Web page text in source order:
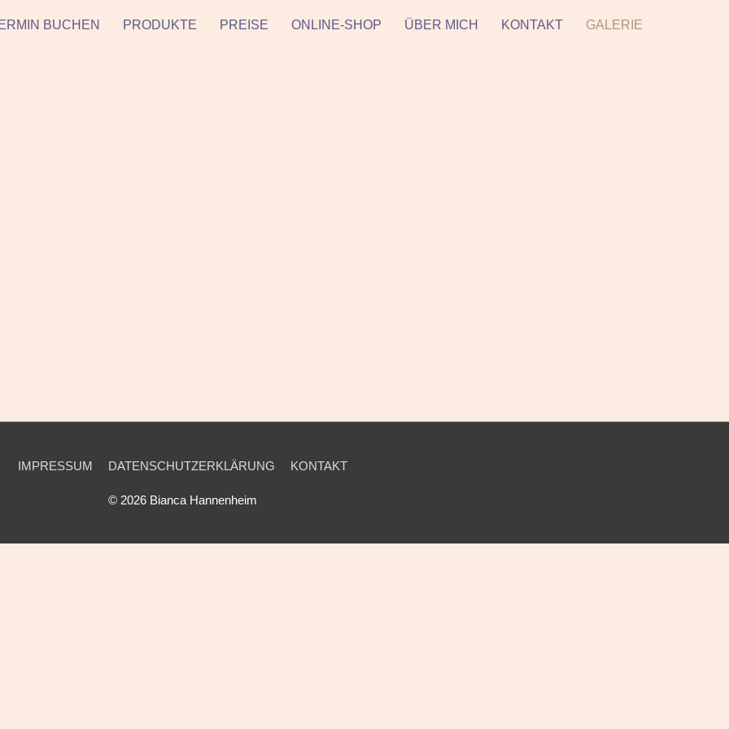
BUCHEN PRODUKTE PREISE ONLINE-SHOP ÜBER MICH KONTAKT GALERIE
IMPRESSUM DATENSCHUTZERKLÄRUNG KONTAKT
© 2026 Bianca Hannenheim